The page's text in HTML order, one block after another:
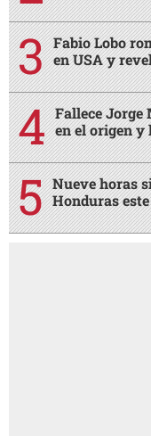
Fabio Lobo
en USA y
Fallece Jorge
en el origen y
Nueve horas
Honduras